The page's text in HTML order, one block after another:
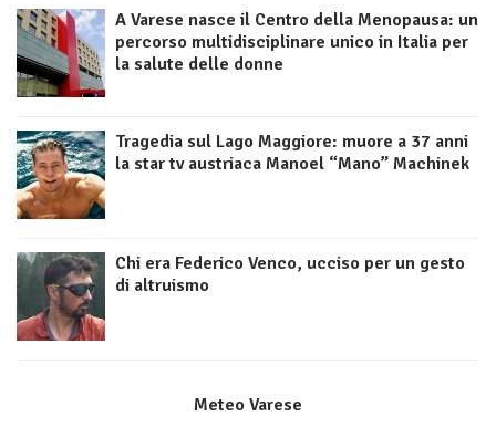
A Varese nasce il Centro della Menopausa: un
percorso multidisciplinare unico in Italia per
la salute delle donne
Tragedia sul Lago Maggiore: muore a 37 anni
la star tv austriaca Manoel “Mano” Machinek
Chi era Federico Venco, ucciso per un gesto
di altruismo
Meteo Varese